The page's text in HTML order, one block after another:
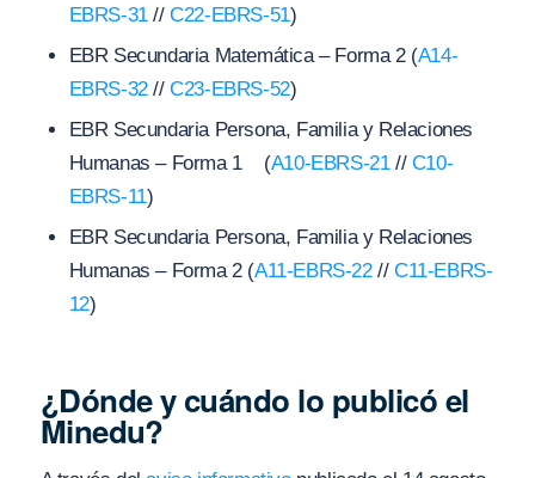
EBRS-31//C22-EBRS-51)
EBR Secundaria Matemática – Forma 2 (A14-
EBRS-32//C23-EBRS-52)
EBR Secundaria Persona, Familia y Relaciones
Humanas – Forma 1 (A10-EBRS-21// C10-
EBRS-11)
EBR Secundaria Persona, Familia y Relaciones
Humanas – Forma 2 (A11-EBRS-22//C11-EBRS-
12)
¿Dónde y cuándo lo publicó el
Minedu?